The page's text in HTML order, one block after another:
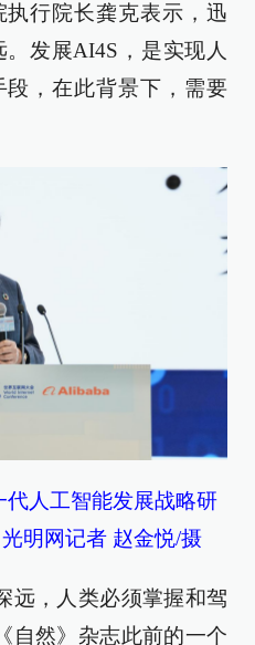
行院长龚克表示，迅
发展AI4S，是实现人
，在此背景下，需要
人工智能发展战略研
明网记者 赵金悦/摄
远，人类必须掌握和驾
自然》杂志此前的一个